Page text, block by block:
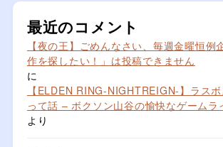
最近のコメント
【夜の王】ごめんなさい、毎週金曜恒例
作を探したい！」は投稿できません
に
【ELDEN RING-NIGHTREIGN-】ラス
って話 – ボクソン山谷の愉快なゲームラ
より